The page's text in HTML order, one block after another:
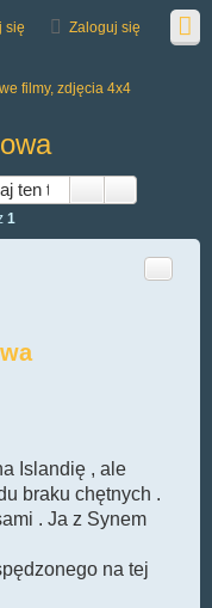
Zaloguj się
się
filmy, zdjęcia 4x4
1
Cytuj
Islandię , ale
braku chętnych .
. Ja z Synem
na tej